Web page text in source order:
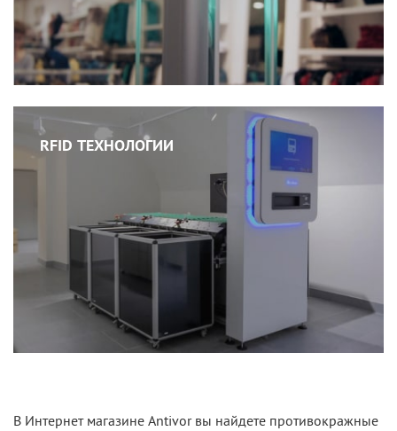
RFID ТЕХНОЛОГИИ
В Интернет магазине Antivor вы найдете противокражные